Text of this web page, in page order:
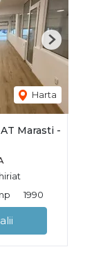
Harta
Next
Marasti -
1990